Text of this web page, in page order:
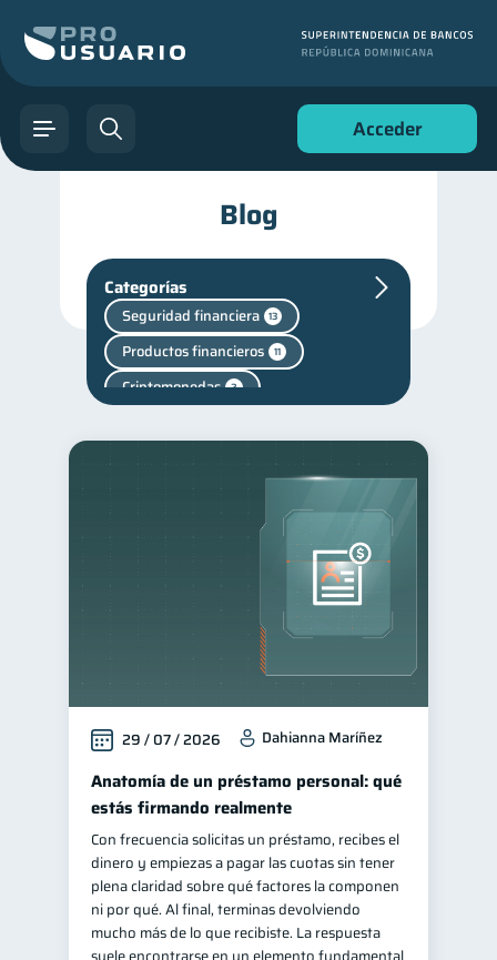
Acceder
Blog
Categorías
Seguridad financiera 13
Productos financieros 11
Criptomonedas 2
44
Finanzas para jóvenes 30
30
Finanzas familiares 25
Inclusión financiera 22
Bienestar financiero 22
Finanzas para mujeres 20
Salud financiera 12
Organización Financiera 10
Deudas
Entidad financiera 8
29 / 07 / 2026 Dahianna Maríñez
Anatomía de un préstamo personal: qué
estás firmando realmente
Con frecuencia solicitas un préstamo, recibes el
dinero y empiezas a pagar las cuotas sin tener
plena claridad sobre qué factores la componen
ni por qué. Al final, terminas devolviendo
mucho más de lo que recibiste. La respuesta